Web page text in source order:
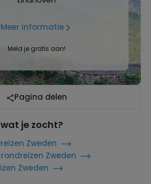
Meer informatie
Meld je gratis aan!
Pagina delen
je zocht?
Zweden
Zweden
Zweden